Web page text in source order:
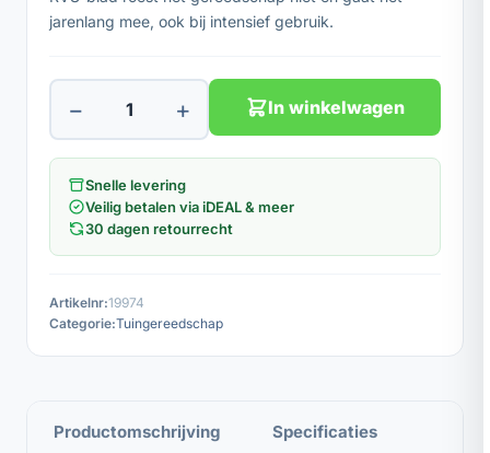
jarenlang mee, ook bij intensief gebruik.
− + In winkelwagen
Snelle levering
Veilig betalen via iDEAL & meer
30 dagen retourrecht
Artikelnr:19974
Categorie:Tuingereedschap
Productomschrijving Specificaties